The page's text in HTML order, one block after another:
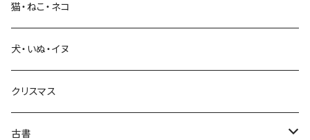
生活・暮らし
芸術・絵画・写真
絵本・児童書
猫・ねこ・ネコ
犬・いぬ・イヌ
クリスマス
古書